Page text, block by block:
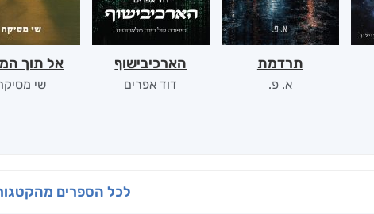
תרדמת
א. פ.
הארכיבישוף
דוד אפרים
אל תוך
שי
לכל הספרים